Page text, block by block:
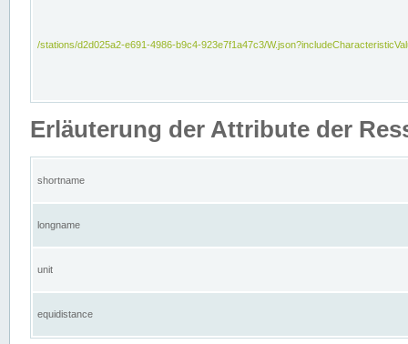
/stations/d2d025a2-e691-4986-b9c4-923e7f1a47c3/
Erläuterung der Attribute der
shortname
longname
unit
equidistance